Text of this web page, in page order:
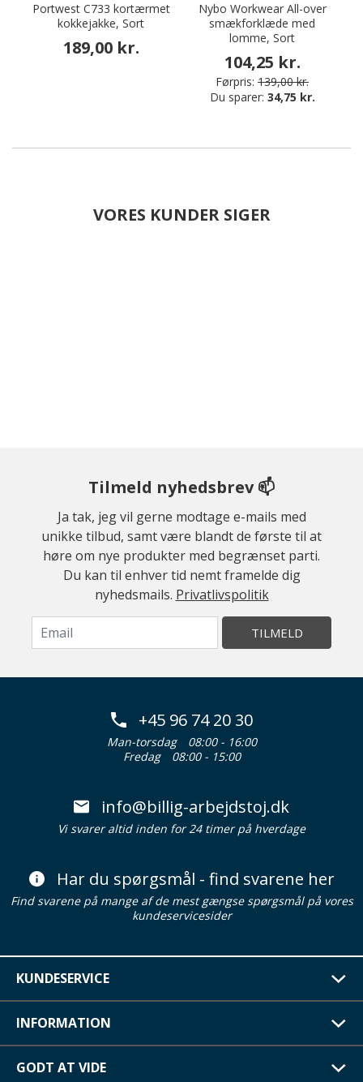
Portwest C733 kortærmet
kokkejakke, Sort
189,00 kr.
Nybo Workwear All-over
smækforklæde med
lomme, Sort
104,25 kr.
Førpris: 139,00 kr.
Du sparer: 34,75 kr.
VORES KUNDER SIGER
Tilmeld nyhedsbrev 📫
Ja tak, jeg vil gerne modtage e-mails med
unikke tilbud, samt være blandt de første til at
høre om nye produkter med begrænset parti.
Du kan til enhver tid nemt framelde dig
nyhedsmails. Privatlivspolitik
TILMELD
+45 96 74 20 30
Man-torsdag
08:00 - 16:00
Fredag
08:00 - 15:00
info@billig-arbejdstoj.dk
Vi svarer altid inden for 24 timer på hverdage
Har du spørgsmål - find svarene her
Find svarene på mange af de mest gængse spørgsmål på vores
kundeservicesider
KUNDESERVICE
INFORMATION
GODT AT VIDE